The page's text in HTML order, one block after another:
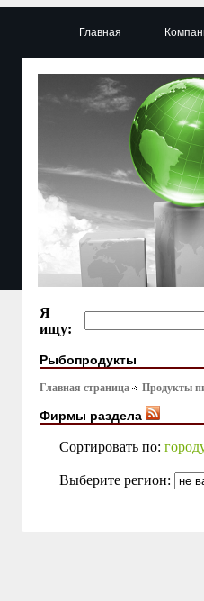
Главная
Я
ищу:
Рыбопродукты
Главная страница Продукты
Фирмы раздела
Сортировать по:
Выберите регион: